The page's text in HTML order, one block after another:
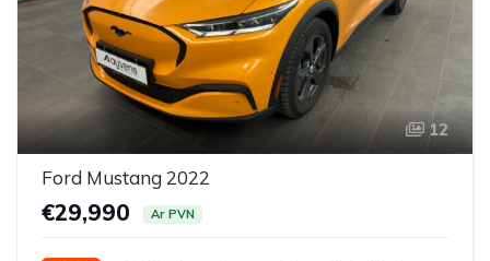
12
Ford Mustang 2022
€29,990 Ar PVN